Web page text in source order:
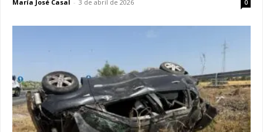
María José Casal - 3 de abril de 2026 0